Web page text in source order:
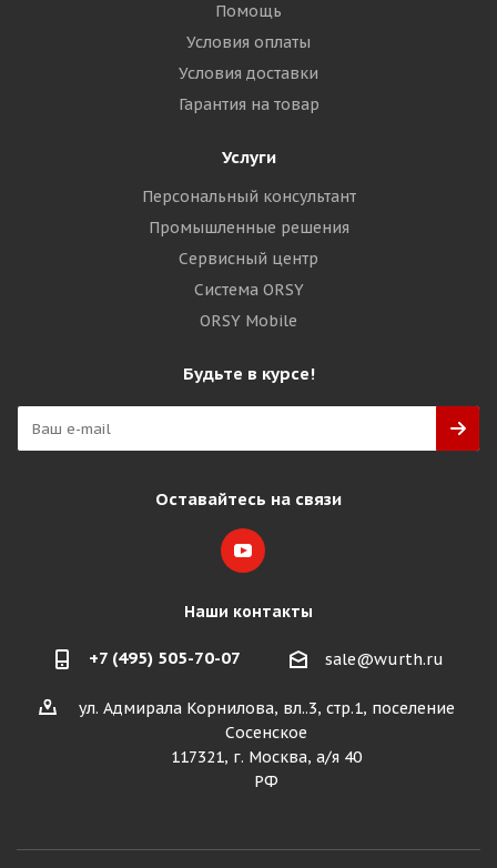
Помощь
Условия оплаты
Условия доставки
Гарантия на товар
Услуги
Персональный консультант
Промышленные решения
Сервисный центр
Система ORSY
ORSY Mobile
Будьте в курсе!
Оставайтесь на связи
Наши контакты
+7 (495) 505-70-07 sale@wurth.ru
ул. Адмирала Корнилова, вл..3, стр.1, поселение
Сосенское
117321, г. Москва, а/я 40
РФ